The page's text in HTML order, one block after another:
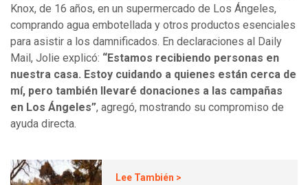
Knox, de 16 años, en un supermercado de Los Ángeles,
comprando agua embotellada y otros productos esenciales
para asistir a los damnificados. En declaraciones al Daily
Mail, Jolie explicó: “Estamos recibiendo personas en
nuestra casa. Estoy cuidando a quienes están cerca de
mí, pero también llevaré donaciones a las campañas
en Los Ángeles”, agregó, mostrando su compromiso de
ayuda directa.
Lee También >